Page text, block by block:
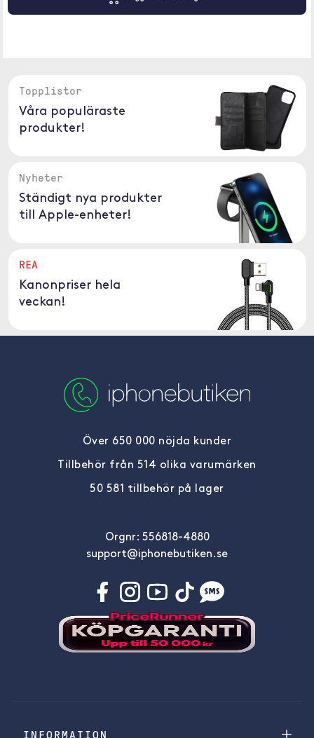
Topplistor
Våra populäraste
produkter!
Nyheter
Ständigt nya produkter
till Apple-enheter!
REA
Kanonpriser hela
veckan!
Över 650 000 nöjda kunder
Tillbehör från 514 olika varumärken
50 581 tillbehör på lager
Orgnr: 556818-4880
support@iphonebutiken.se
INFORMATION